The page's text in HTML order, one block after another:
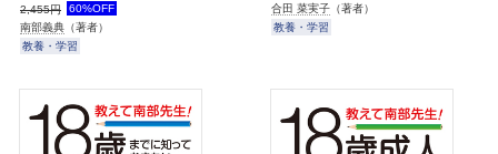
2,455円
60%OFF
南部義典 （著者）
教養・学習
合田 菜実子 （著者）
教養・学習